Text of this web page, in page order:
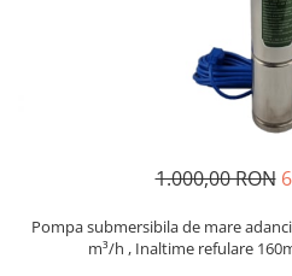
Sisteme de supraveghere si
1.000,00 RON
Pompa submersibila de mare
m³/h , Inaltime refulare